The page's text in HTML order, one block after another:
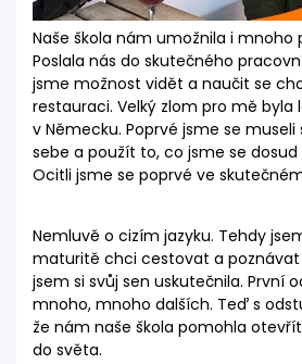
Naše škola nám umožnila i mnoho
Poslala nás do skutečného
jsme možnost vidět a naučit se
restauraci. Velký zlom pro mě byla
v Německu. Poprvé jsme se
sebe a použít to, co jsme se dosud
Ocitli jsme se poprvé ve
Nemluvě o cizím jazyku. Tehdy
maturitě chci cestovat a poznávat
jsem si svůj sen uskutečnila. První
mnoho, mnoho dalších. Teď s
že nám naše škola pomohla
do světa.